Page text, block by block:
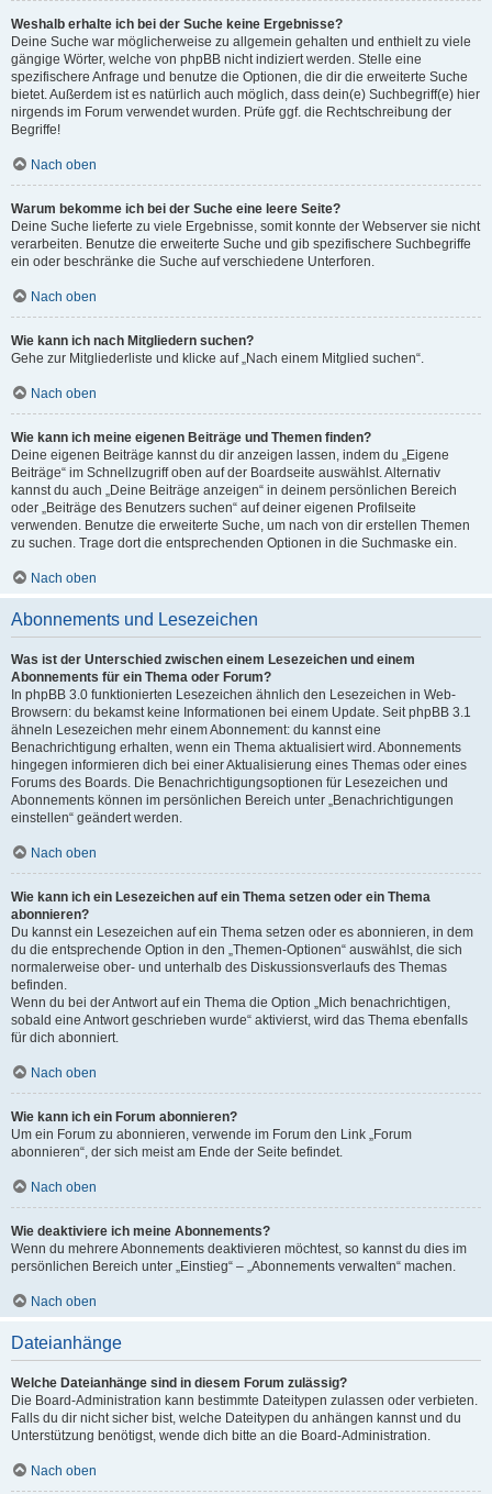
Weshalb erhalte ich bei der Suche keine Ergebnisse?
Deine Suche war möglicherweise zu allgemein gehalten und enthielt zu viele
gängige Wörter, welche von phpBB nicht indiziert werden. Stelle eine
spezifischere Anfrage und benutze die Optionen, die dir die erweiterte Suche
bietet. Außerdem ist es natürlich auch möglich, dass dein(e) Suchbegriff(e) hier
nirgends im Forum verwendet wurden. Prüfe ggf. die Rechtschreibung der
Begriffe!
Nach oben
Warum bekomme ich bei der Suche eine leere Seite?
Deine Suche lieferte zu viele Ergebnisse, somit konnte der Webserver sie nicht
verarbeiten. Benutze die erweiterte Suche und gib spezifischere Suchbegriffe
ein oder beschränke die Suche auf verschiedene Unterforen.
Nach oben
Wie kann ich nach Mitgliedern suchen?
Gehe zur Mitgliederliste und klicke auf „Nach einem Mitglied suchen“.
Nach oben
Wie kann ich meine eigenen Beiträge und Themen finden?
Deine eigenen Beiträge kannst du dir anzeigen lassen, indem du „Eigene
Beiträge“ im Schnellzugriff oben auf der Boardseite auswählst. Alternativ
kannst du auch „Deine Beiträge anzeigen“ in deinem persönlichen Bereich
oder „Beiträge des Benutzers suchen“ auf deiner eigenen Profilseite
verwenden. Benutze die erweiterte Suche, um nach von dir erstellen Themen
zu suchen. Trage dort die entsprechenden Optionen in die Suchmaske ein.
Nach oben
Abonnements und Lesezeichen
Was ist der Unterschied zwischen einem Lesezeichen und einem
Abonnements für ein Thema oder Forum?
In phpBB 3.0 funktionierten Lesezeichen ähnlich den Lesezeichen in Web-
Browsern: du bekamst keine Informationen bei einem Update. Seit phpBB 3.1
ähneln Lesezeichen mehr einem Abonnement: du kannst eine
Benachrichtigung erhalten, wenn ein Thema aktualisiert wird. Abonnements
hingegen informieren dich bei einer Aktualisierung eines Themas oder eines
Forums des Boards. Die Benachrichtigungsoptionen für Lesezeichen und
Abonnements können im persönlichen Bereich unter „Benachrichtigungen
einstellen“ geändert werden.
Nach oben
Wie kann ich ein Lesezeichen auf ein Thema setzen oder ein Thema
abonnieren?
Du kannst ein Lesezeichen auf ein Thema setzen oder es abonnieren, in dem
du die entsprechende Option in den „Themen-Optionen“ auswählst, die sich
normalerweise ober- und unterhalb des Diskussionsverlaufs des Themas
befinden.
Wenn du bei der Antwort auf ein Thema die Option „Mich benachrichtigen,
sobald eine Antwort geschrieben wurde“ aktivierst, wird das Thema ebenfalls
für dich abonniert.
Nach oben
Wie kann ich ein Forum abonnieren?
Um ein Forum zu abonnieren, verwende im Forum den Link „Forum
abonnieren“, der sich meist am Ende der Seite befindet.
Nach oben
Wie deaktiviere ich meine Abonnements?
Wenn du mehrere Abonnements deaktivieren möchtest, so kannst du dies im
persönlichen Bereich unter „Einstieg“ – „Abonnements verwalten“ machen.
Nach oben
Dateianhänge
Welche Dateianhänge sind in diesem Forum zulässig?
Die Board-Administration kann bestimmte Dateitypen zulassen oder verbieten.
Falls du dir nicht sicher bist, welche Dateitypen du anhängen kannst und du
Unterstützung benötigst, wende dich bitte an die Board-Administration.
Nach oben